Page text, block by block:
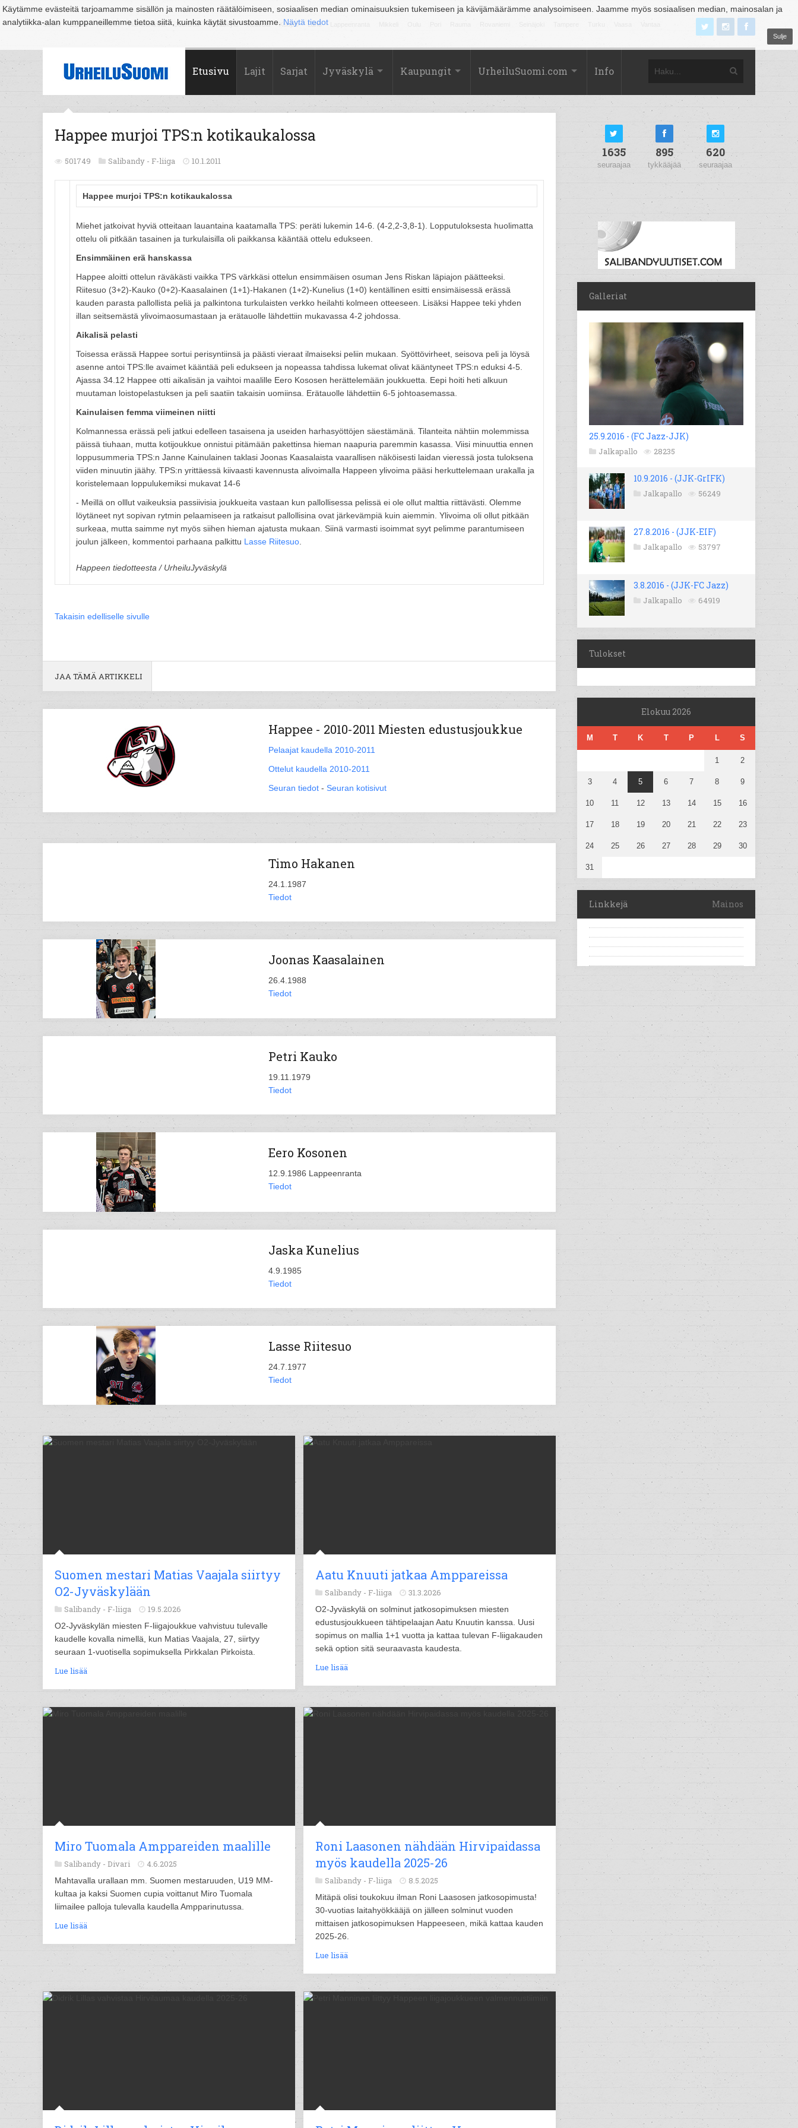
Käytämme evästeitä tarjoamamme sisällön ja mainosten räätälöimiseen, sosiaalisen median ominaisuuksien tukemiseen ja kävijämäärämme analysoimiseen. Jaamme myös sosiaalisen median, mainosalan ja
analytiikka-alan kumppaneillemme tietoa siitä, kuinka käytät sivustoamme. Näytä tiedot
Sulje
Suomi Espoo Helsinki Hämeenlinna Joensuu Jyväskylä Kouvola Kuopio Lahti
Etusivu Lajit Sarjat Jyväskylä Kaupungit UrheiluSuomi.com Info
Happee murjoi TPS:n kotikaukalossa
501749 Salibandy - F-liiga 10.1.2011
Happee murjoi TPS:n kotikaukalossa
Miehet jatkoivat hyviä otteitaan lauantaina kaatamalla TPS: peräti lukemin 14-6. (4-2,2-3,8-1). Lopputuloksesta huolimatta
ottelu oli pitkään tasainen ja turkulaisilla oli paikkansa kääntää ottelu edukseen.
Ensimmäinen erä hanskassa
Happee aloitti ottelun räväkästi vaikka TPS värkkäsi ottelun ensimmäisen osuman Jens Riskan läpiajon päätteeksi.
Riitesuo (3+2)-Kauko (0+2)-Kaasalainen (1+1)-Hakanen (1+2)-Kunelius (1+0) kentällinen esitti ensimäisessä erässä
kauden parasta pallollista peliä ja palkintona turkulaisten verkko heilahti kolmeen otteeseen. Lisäksi Happee teki yhden
illan seitsemästä ylivoimaosumastaan ja erätauolle lähdettiin mukavassa 4-2 johdossa.
Aikalisä pelasti
Toisessa erässä Happee sortui perisyntiinsä ja päästi vieraat ilmaiseksi peliin mukaan. Syöttövirheet, seisova peli ja löysä
asenne antoi TPS:lle avaimet kääntää peli edukseen ja nopeassa tahdissa lukemat olivat kääntyneet TPS:n eduksi 4-5.
Ajassa 34.12 Happee otti aikalisän ja vaihtoi maalille Eero Kososen herättelemään joukkuetta. Eepi hoiti heti alkuun
muutaman loistopelastuksen ja peli saatiin takaisin uomiinsa. Erätauolle lähdettiin 6-5 johtoasemassa.
Kainulaisen femma viimeinen niitti
Kolmannessa erässä peli jatkui edelleen tasaisena ja useiden harhasyöttöjen säestämänä. Tilanteita nähtiin molemmissa
päissä tiuhaan, mutta kotijoukkue onnistui pitämään pakettinsa hieman naapuria paremmin kasassa. Viisi minuuttia ennen
loppusummeria TPS:n Janne Kainulainen taklasi Joonas Kaasalaista vaarallisen näköisesti laidan vieressä josta tuloksena
viiden minuutin jäähy. TPS:n yrittäessä kiivaasti kavennusta alivoimalla Happeen ylivoima pääsi herkuttelemaan urakalla ja
koristelemaan loppulukemiksi mukavat 14-6
- Meillä on olllut vaikeuksia passiivisia joukkueita vastaan kun pallollisessa pelissä ei ole ollut malttia riittävästi. Olemme
löytäneet nyt sopivan rytmin pelaamiseen ja ratkaisut pallollisina ovat järkevämpiä kuin aiemmin. Ylivoima oli ollut pitkään
surkeaa, mutta saimme nyt myös siihen hieman ajatusta mukaan. Siinä varmasti isoimmat syyt pelimme parantumiseen
joulun jälkeen, kommentoi parhaana palkittu Lasse Riitesuo
Happeen tiedotteesta / UrheiluJyväskylä
Takaisin edelliselle sivulle
JAA TÄMÄ ARTIKKELI
Happee - 2010-2011 Miesten edustusjoukkue
Pelaajat kaudella 2010-2011
Ottelut kaudella 2010-2011
Seuran tiedot - Seuran kotisivut
Timo Hakanen
24.1.1987
Tiedot
Joonas Kaasalainen
26.4.1988
Tiedot
Petri Kauko
19.11.1979
Tiedot
Eero Kosonen
12.9.1986 Lappeenranta
Tiedot
Jaska Kunelius
4.9.1985
Tiedot
Lasse Riitesuo
24.7.1977
Tiedot
Suomen mestari Matias Vaajala siirtyy
O2-Jyväskylään
Salibandy - F-liiga 19.5.2026
O2-Jyväskylän miesten F-liigajoukkue vahvistuu tulevalle
kaudelle kovalla nimellä, kun Matias Vaajala, 27, siirtyy
seuraan 1-vuotisella sopimuksella Pirkkalan Pirkoista.
Lue lisää
Aatu Knuuti jatkaa Amppareissa
Salibandy - F-liiga 31.3.2026
O2-Jyväskylä on solminut jatkosopimuksen miesten
edustusjoukkueen tähtipelaajan Aatu Knuutin kanssa. Uusi
sopimus on mallia 1+1 vuotta ja kattaa tulevan F-liigakauden
sekä option sitä seuraavasta kaudesta.
Lue lisää
Miro Tuomala Amppareiden maalille
Salibandy - Divari 4.6.2025
Mahtavalla urallaan mm. Suomen mestaruuden, U19 MM-
kultaa ja kaksi Suomen cupia voittanut Miro Tuomala
liimailee palloja tulevalla kaudella Ampparinutussa.
Lue lisää
Roni Laasonen nähdään Hirvipaidassa
myös kaudella 2025-26
Salibandy - F-liiga 8.5.2025
Mitäpä olisi toukokuu ilman Roni Laasosen jatkosopimusta!
30-vuotias laitahyökkääjä on jälleen solminut vuoden
mittaisen jatkosopimuksen Happeeseen, mikä kattaa kauden
2025-26.
Lue lisää
1635
seuraajaa
895
tykkääjää
620
seuraajaa
Galleriat
25.9.2016 - (FC Jazz-JJK)
Jalkapallo 28235
10.9.2016 - (JJK-GrIFK)
Jalkapallo 56249
27.8.2016 - (JJK-EIF)
Jalkapallo 53797
3.8.2016 - (JJK-FC Jazz)
Jalkapallo 64919
Tulokset
Elokuu 2026
M T K T P L S
1 2
3 4 5 6 7 8 9
10 11 12 13 14 15 16
17 18 19 20 21 22 23
24 25 26 27 28 29 30
31
Linkkejä Mainos